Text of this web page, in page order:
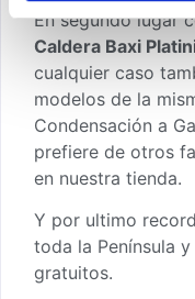
En segundo lugar
Caldera Baxi
cualquier caso
modelos de la
Condensación a
prefiere de otros
en nuestra tienda.
Y por ultimo
toda la Península
gratuitos.